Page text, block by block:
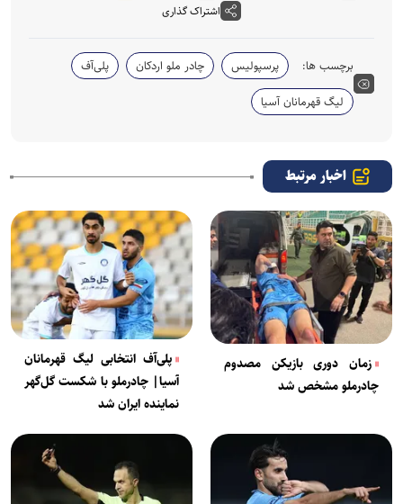
اشتراک گذاری
برچسب ها: پرسپولیس چادر ملو اردکان
پلی‌آف
لیگ قهرمانان آسیا
اخبار مرتبط
زمان دوری بازیکن مصدوم
چادرملو مشخص شد
پلی‌آف انتخابی لیگ قهرمانان
آسیا| چادرملو با شکست گل‌گهر
نماینده ایران شد